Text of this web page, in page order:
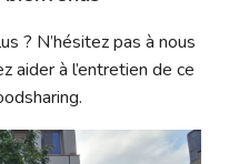
? N’hésitez pas à nous
aider à l’entretien de ce